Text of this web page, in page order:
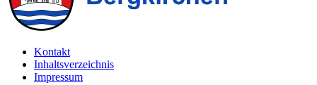
Kontakt
Inhaltsverzeichnis
Impressum